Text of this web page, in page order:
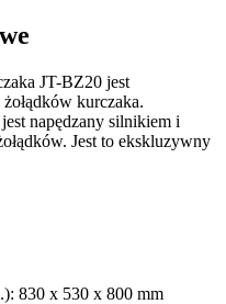
JT-BZ20 jest
kurczaka.
napędzany silnikiem i
Jest to ekskluzywny
830 x 530 x 800 mm